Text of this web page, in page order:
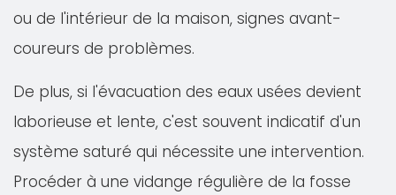
ou de l'intérieur de la maison, signes avant-
coureurs de problèmes.
De plus, si l'évacuation des eaux usées devient
laborieuse et lente, c'est souvent indicatif d'un
système saturé qui nécessite une intervention.
Procéder à une vidange régulière de la fosse